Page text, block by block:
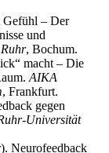
Gefühl – Der
und
, Bochum.
macht – Die
AIKA
, Frankfurt.
gegen
Universität
Neurofeedback